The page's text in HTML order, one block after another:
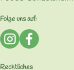
Folge uns auf:
Externer Link
Externer
Rechtliches